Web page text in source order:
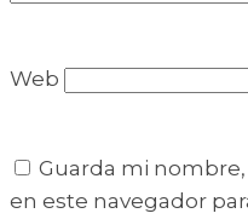
Web
Guarda mi
en este navegador